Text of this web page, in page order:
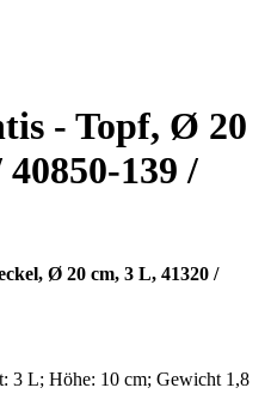
- Topf, Ø 20
139 /
Ø 20 cm, 3 L, 41320 /
3 L; Höhe: 10 cm; Gewicht 1,8